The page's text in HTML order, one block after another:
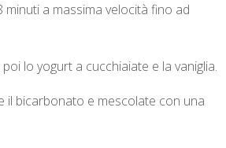
a massima velocità fino ad
lo yogurt a cucchiaiate e la vaniglia.
il bicarbonato e mescolate con una